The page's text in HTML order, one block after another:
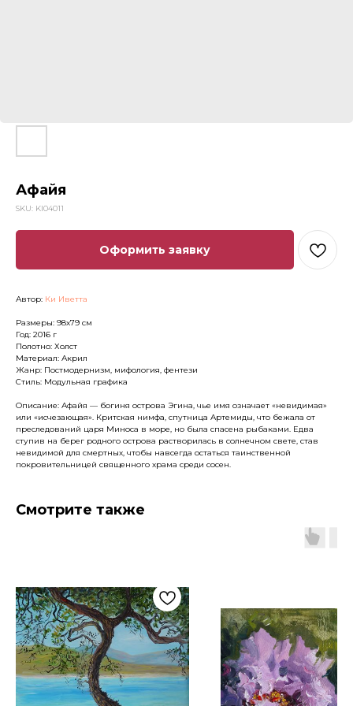
Афайя
SKU: KI04011
Оформить заявку
Автор: Ки Иветта
Размеры: 98х79 см
Год: 2016 г
Полотно: Холст
Материал: Акрил
Жанр: Постмодернизм, мифология, фентези
Стиль: Модульная графика
Описание: Афайя — богиня острова Эгина, чье имя означает «невидимая»
или «исчезающая». Критская нимфа, спутница Артемиды, что бежала от
преследований царя Миноса в море, но была спасена рыбаками. Едва
ступив на берег родного острова растворилась в солнечном свете, став
невидимой для смертных, чтобы навсегда остаться таинственной
покровительницей священного храма среди сосен.
Смотрите также
Артромус — площадка,
объединяющая
профессиональных художников
и ценителей искусства.